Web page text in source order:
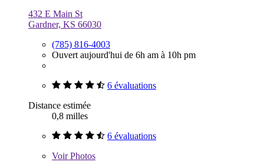
432 E Main St
Gardner, KS 66030
(785) 816-4003
Ouvert aujourd'hui de 6h am à 10h pm
6 évaluations
Distance estimée
0,8 milles
6 évaluations
VoirPhotos